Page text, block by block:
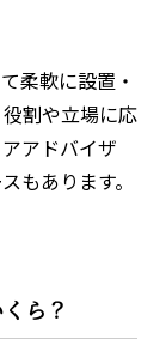
柔軟に設置・
割や立場に応
アドバイザ
もあります。
ら？